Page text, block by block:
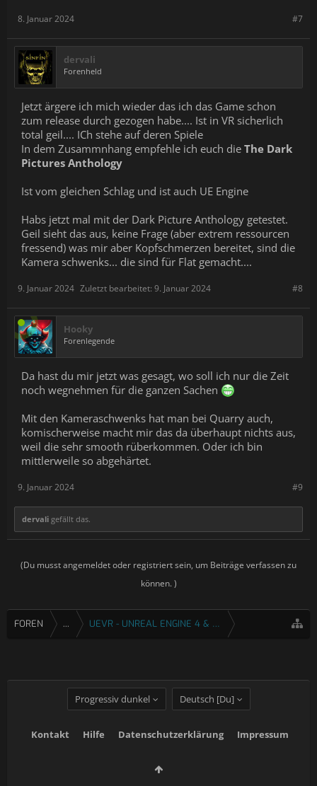
#7
8. Januar 2024
dervali
Forenheld
Jetzt ärgere ich mich wieder das ich das Game schon
zum release durch gezogen habe.... Ist in VR sicherlich
total geil.... ICh stehe auf deren Spiele
In dem Zusammnhang empfehle ich euch die The Dark
Pictures Anthology
Ist vom gleichen Schlag und ist auch UE Engine
Habs jetzt mal mit der Dark Picture Anthology getestet.
Geil sieht das aus, keine Frage (aber extrem ressourcen
fressend) was mir aber Kopfschmerzen bereitet, sind die
Kamera schwenks... die sind für Flat gemacht....
#8
9. Januar 2024 Zuletzt bearbeitet: 9. Januar 2024
Hooky
Forenlegende
Da hast du mir jetzt was gesagt, wo soll ich nur die Zeit
noch wegnehmen für die ganzen Sachen
Mit den Kameraschwenks hat man bei Quarry auch,
komischerweise macht mir das da überhaupt nichts aus,
weil die sehr smooth rüberkommen. Oder ich bin
mittlerweile so abgehärtet.
#9
9. Januar 2024
dervali gefällt das.
(Du musst angemeldet oder registriert sein, um Beiträge verfassen zu
können. )
FOREN ... UEVR - UNREAL ENGINE 4 & 5 VR INJEKTOR
Progressiv dunkel Deutsch [Du]
Kontakt Hilfe Datenschutzerklärung Impressum